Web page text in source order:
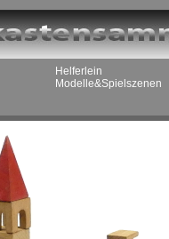
Helferlein
Modelle&Spielszenen